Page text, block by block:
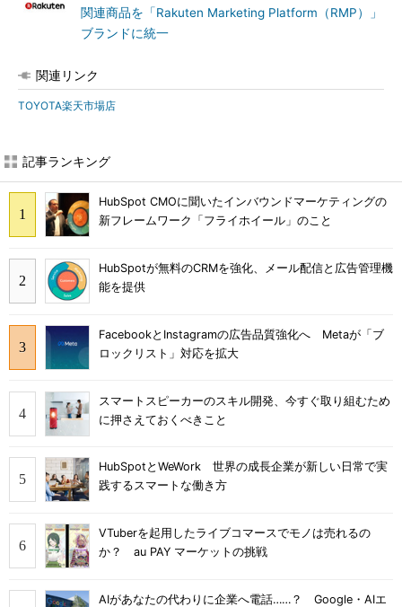
関連商品を「Rakuten Marketing Platform（RMP）」
ブランドに統一
関連リンク
TOYOTA楽天市場店
記事ランキング
HubSpot CMOに聞いたインバウンドマーケティングの
新フレームワーク「フライホイール」のこと
HubSpotが無料のCRMを強化、メール配信と広告管理機
能を提供
FacebookとInstagramの広告品質強化へ Metaが「ブ
ロックリスト」対応を拡大
スマートスピーカーのスキル開発、今すぐ取り組むため
に押さえておくべきこと
HubSpotとWeWork 世界の成長企業が新しい日常で実
践するスマートな働き方
VTuberを起用したライブコマースでモノは売れるの
か？ au PAY マーケットの挑戦
AIがあなたの代わりに企業へ電話……？ Google・AIエ